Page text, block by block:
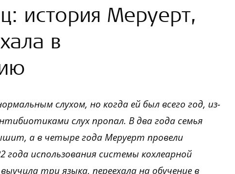
история Меруерт,
в
слухом, но когда ей был всего год, из-
слух пропал. В два года семья
а в четыре года Меруерт провели
использования системы кохлеарной
три языка, переехала на обучение в